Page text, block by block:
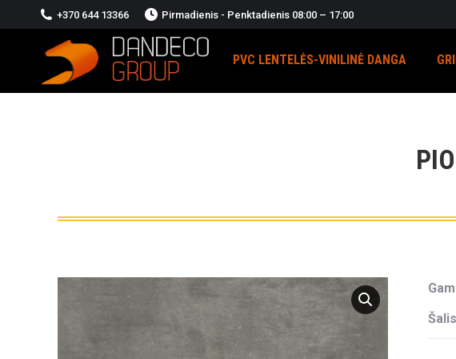
+370 644 13366 Pirmadienis - Penktadienis 08:00 – 17:00
PVC LENTELĖS-VINILINĖ DANGA